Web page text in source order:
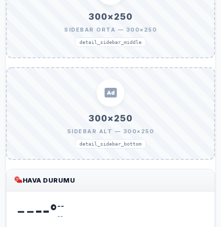
300×250
SIDEBAR ORTA — 300×250
detail_sidebar_middle
300×250
SIDEBAR ALT — 300×250
detail_sidebar_bottom
HAVA DURUMU
----°--
--